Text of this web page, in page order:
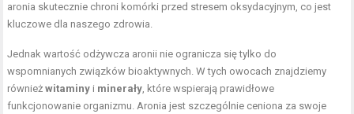
aronia skutecznie chroni komórki przed stresem oksydacyjnym, co jest
kluczowe dla naszego zdrowia.
Jednak wartość odżywcza aronii nie ogranicza się tylko do
wspomnianych związków bioaktywnych. W tych owocach znajdziemy
równieżwitaminy i minerały, które wspierają prawidłowe
funkcjonowanie organizmu. Aronia jest szczególnie ceniona za swoje